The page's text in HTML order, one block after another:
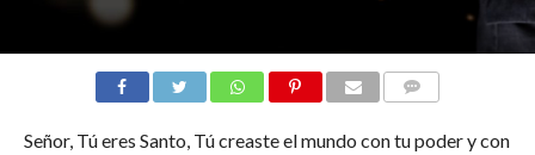
Señor, Tú eres Santo, Tú creaste el mundo con tu poder y con